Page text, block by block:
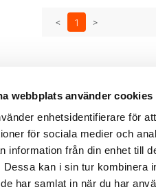
webbplats använder cookies
enhetsidentifierare för
för sociala medier och
information från din enhet till
Dessa kan i sin tur kombinera
har samlat in när du har
< 1 >
Användarvillkor
Integritetspolicy
Öppettider
Ny kund/användare
Våra varumärken